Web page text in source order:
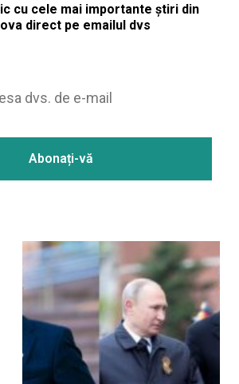
cu cele mai importante știri din
direct pe emailul dvs